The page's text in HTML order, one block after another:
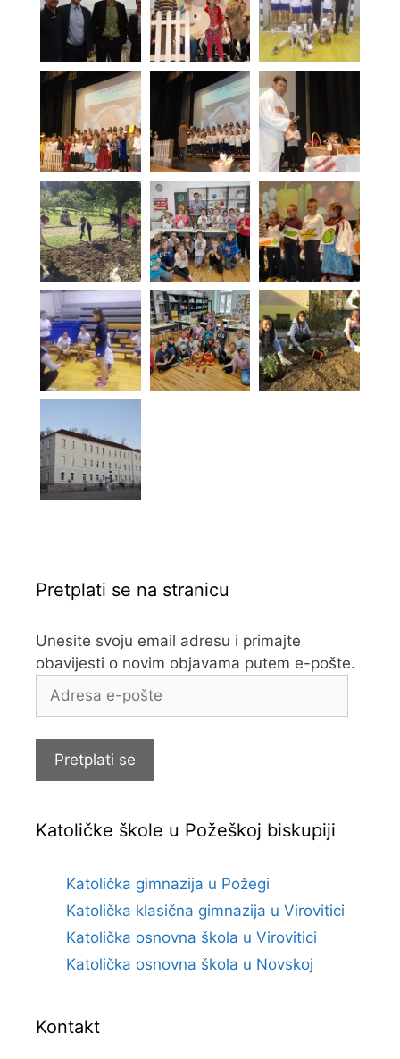
Pretplati se na stranicu
Unesite svoju email adresu i primajte
obavijesti o novim objavama putem e-pošte.
e-
Pretplati se
Katoličke škole u Požeškoj biskupiji
Katolička gimnazija u Požegi
Katolička klasična gimnazija u Virovitici
Katolička osnovna škola u Virovitici
Katolička osnovna škola u Novskoj
Kontakt